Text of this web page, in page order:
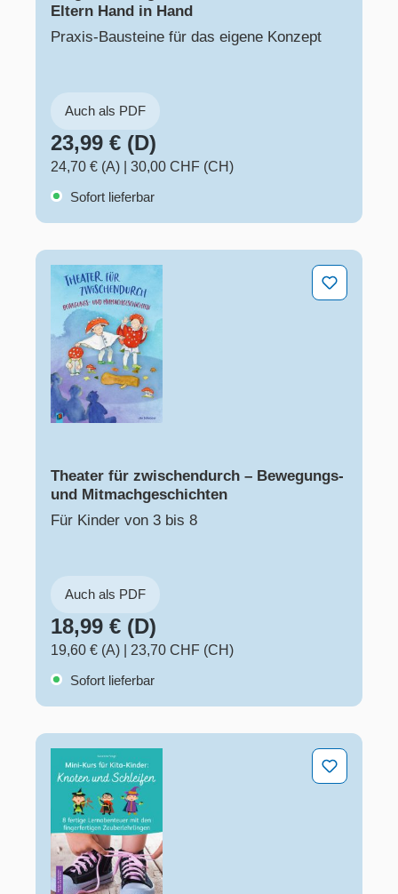
Eltern Hand in Hand
Praxis-Bausteine für das eigene Konzept
Auch als PDF
23,99 € (D)
24,70 € (A)
30,00 CHF (CH)
Sofort lieferbar
Theater für zwischendurch – Bewegungs- und
Theater für zwischendurch – Bewegungs-
und Mitmachgeschichten
Für Kinder von 3 bis 8
Auch als PDF
18,99 € (D)
19,60 € (A)
23,70 CHF (CH)
Sofort lieferbar
Knoten und Schleifen